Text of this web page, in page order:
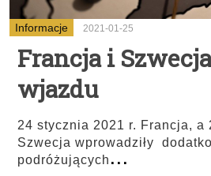
Informacje 2021-01-25
Francja i
wjazdu
24 stycznia 2021 r. Francja, a
Szwecja wprowadziły
podróżujących ...